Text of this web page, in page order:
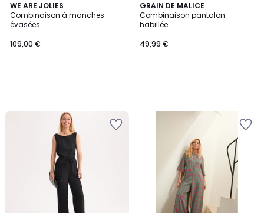
WE ARE JOLIES
Combinaison à manches
évasées
109,00 €
GRAIN DE MALICE
Combinaison pantalon
habillée
49,99 €